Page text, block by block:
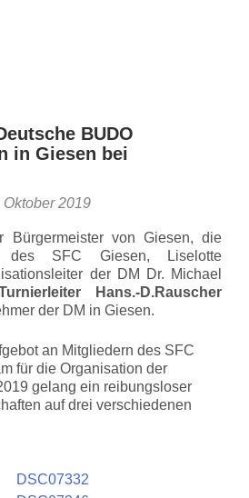
BUDO
in Giesen bei
Oktober 2019
Bürgermeister von Giesen, die
des SFC Giesen, Liselotte
der DM Dr. Michael
Hans.-D.Rauscher
der DM in Giesen.
an Mitgliedern des SFC
für die Organisation der
gelang ein reibungsloser
auf drei verschiedenen